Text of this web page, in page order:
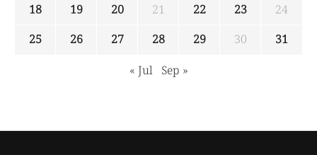
18
19 20 21 22 23
24
25
26 27 28 29 30
31
« Jul Sep »